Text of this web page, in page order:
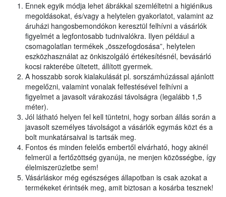
Ennek egyik módja lehet ábrákkal szemléltetni a higiénikus
megoldásokat, és/vagy a helytelen gyakorlatot, valamint az
áruházi hangosbemondókon keresztül felhívni a vásárlók
figyelmét a legfontosabb tudnivalókra. Ilyen például a
csomagolatlan termékek „összefogdosása”, helytelen
eszközhasználat az önkiszolgáló értékesítésnél, bevásárló
kocsi rakterébe ültetett, állított gyermek.
A hosszabb sorok kialakulását pl. sorszámhúzással ajánlott
megelőzni, valamint vonalak felfestésével felhívni a
figyelmet a javasolt várakozási távolságra (legalább 1,5
méter).
Jól látható helyen fel kell tüntetni, hogy sorban állás során a
javasolt személyes távolságot a vásárlók egymás közt és a
bolt munkatársaival is tartsák meg.
Fontos és minden felelős embertől elvárható, hogy akinél
felmerül a fertőzöttség gyanúja, ne menjen közösségbe, így
élelmiszerüzletbe sem!
Vásárláskor még egészséges állapotban is csak azokat a
termékeket érintsék meg, amit biztosan a kosárba tesznek!